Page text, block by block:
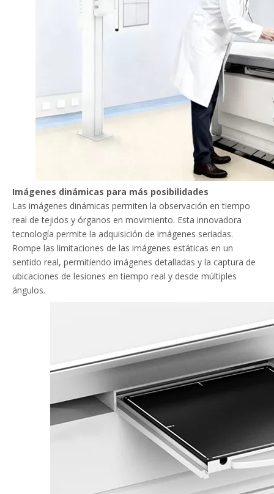
Imágenes dinámicas para más posibilidades
Las imágenes dinámicas permiten la observación en tiempo
real de tejidos y órganos en movimiento. Esta innovadora
tecnología permite la adquisición de imágenes seriadas.
Rompe las limitaciones de las imágenes estáticas en un
sentido real, permitiendo imágenes detalladas y la captura de
ubicaciones de lesiones en tiempo real y desde múltiples
ángulos.